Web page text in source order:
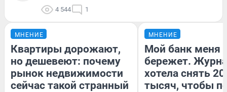
4 544 1
МНЕНИЕ
Квартиры дорожают,
но дешевеют: почему
рынок недвижимости
сейчас такой странный
МНЕНИЕ
Мой банк меня
бережет.
хотела снять
тысяч, чтобы